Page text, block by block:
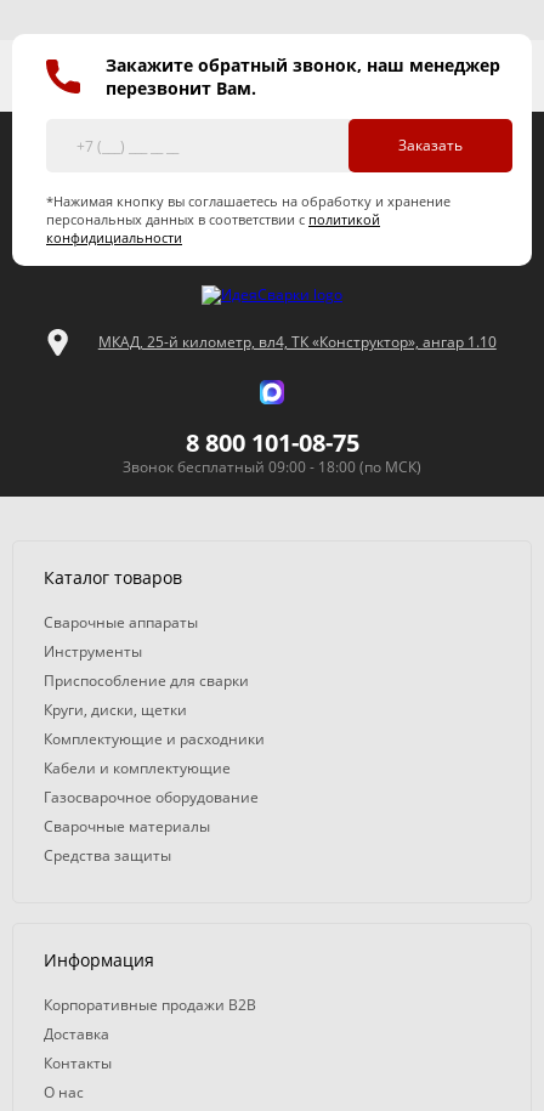
Закажите обратный звонок, наш менеджер
перезвонит Вам.
Заказать
*Нажимая кнопку вы соглашаетесь на обработку и хранение
персональных данных в соответствии с политикой
конфидициальности
МКАД, 25-й километр, вл4, ТК «Конструктор», ангар 1.10
8 800 101-08-75
Звонок бесплатный 09:00 - 18:00 (по МСК)
Каталог товаров
Сварочные аппараты
Инструменты
Приспособление для сварки
Круги, диски, щетки
Комплектующие и расходники
Кабели и комплектующие
Газосварочное оборудование
Сварочные материалы
Средства защиты
Информация
Корпоративные продажи B2B
Доставка
Контакты
О нас